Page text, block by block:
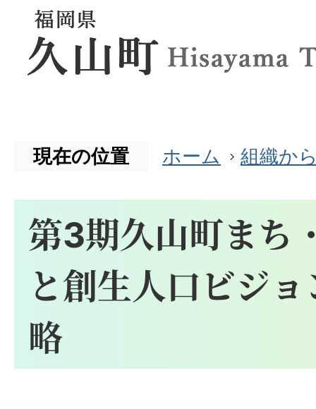
現在の位置 ホーム 組織か
第3期久山町まち
と創生人口ビジ
略